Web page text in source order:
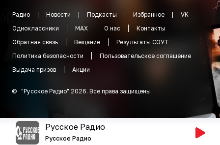
Радио Новости Подкасты Избранное
VK
Одноклассники
MAX О нас
Контакты
Обратная связь
Вещание
Результаты СОУТ
Политика безопасности
Пользовательское соглашение
Выдача призов
Акции
© "Русское Радио" 2026. Все права защищены
Русское Радио
Русское Радио